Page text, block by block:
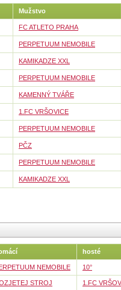
Mužstvo
FC ATLETO PRAHA
PERPETUUM NEMOBILE
KAMIKADZE XXL
PERPETUUM NEMOBILE
KAMENNÝ TVÁŘE
1.FC VRŠOVICE
PERPETUUM NEMOBILE
PČZ
PERPETUUM NEMOBILE
KAMIKADZE XXL
hosté
NEMOBILE 10°
STROJ 1.FC